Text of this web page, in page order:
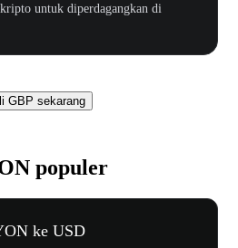
untuk diperdagangkan di
GBP sekarang
populer
ke USD